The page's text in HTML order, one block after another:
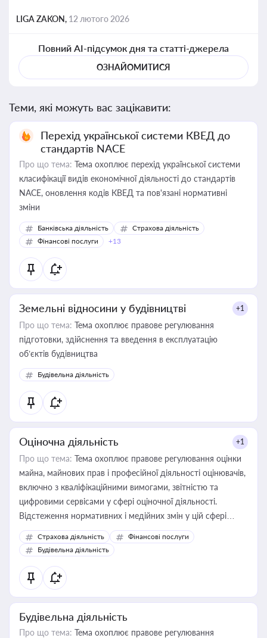
LIGA ZAKON, 12 лютого 2026
Повний AI-підсумок дня та статті-джерела
ОЗНАЙОМИТИСЯ
Теми, які можуть вас зацікавити:
Перехід української системи КВЕД до
стандартів NACE
Про що тема: Тема охоплює перехід української системи
класифікації видів економічної діяльності до стандартів
NACE, оновлення кодів КВЕД та пов'язані нормативні
зміни
Банківська діяльність
Страхова діяльність
Фінансові послуги
+13
Земельні відносини у будівництві +1
Про що тема: Тема охоплює правове регулювання
підготовки, здійснення та введення в експлуатацію
об’єктів будівництва
Будівельна діяльність
Оціночна діяльність +1
Про що тема: Тема охоплює правове регулювання оцінки
майна, майнових прав і професійної діяльності оцінювачів,
включно з кваліфікаційними вимогами, звітністю та
цифровими сервісами у сфері оціночної діяльності.
Відстеження нормативних і медійних змін у цій сфері
корисне для власника бізнесу, керівника, юриста або
бухгалтера під час оподаткування, приватизації, оренди
державного майна, корпоративних угод і перевірки
статусу суб'єктів оціночної діяльності
Страхова діяльність
Фінансові послуги
Будівельна діяльність
Будівельна діяльність
Про що тема: Тема охоплює правове регулювання